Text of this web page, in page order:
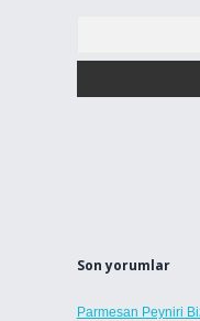
Son yorumlar
Parmesan Peyniri